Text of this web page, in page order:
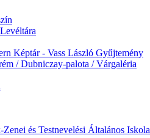
Képtár - Vass László Gyűjtemény
/ Dubniczay-palota / Várgaléria
és Testnevelési Általános Iskola